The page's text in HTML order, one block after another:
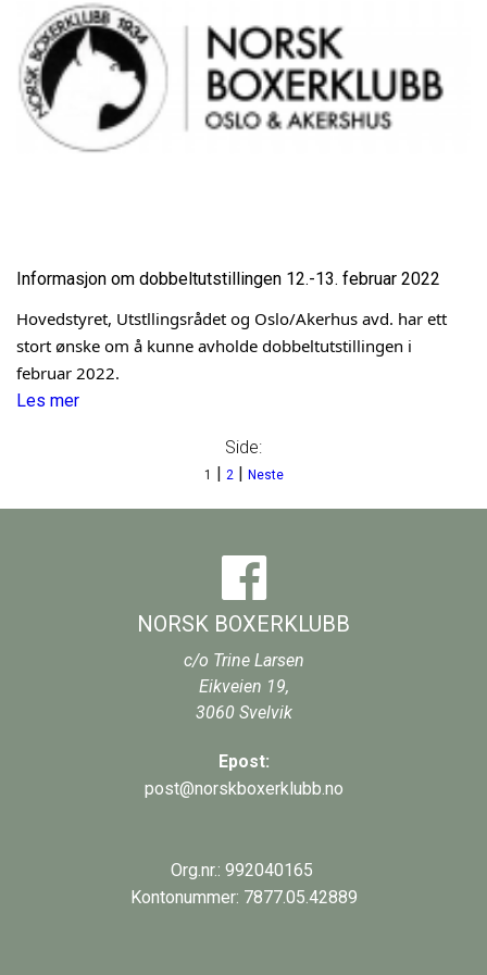
Informasjon om dobbeltutstillingen 12.-13. februar 2022
Hovedstyret, Utstllingsrådet og Oslo/Akerhus avd. har ett
stort ønske om å kunne avholde dobbeltutstillingen i
februar 2022.
Les mer
Side:
1 2| Neste
NORSK BOXERKLUBB
c/o Trine Larsen
Eikveien 19,
3060 Svelvik
Epost:
post@norskboxerklubb.no
Org.nr.: 992040165
Kontonummer: 7877.05.42889